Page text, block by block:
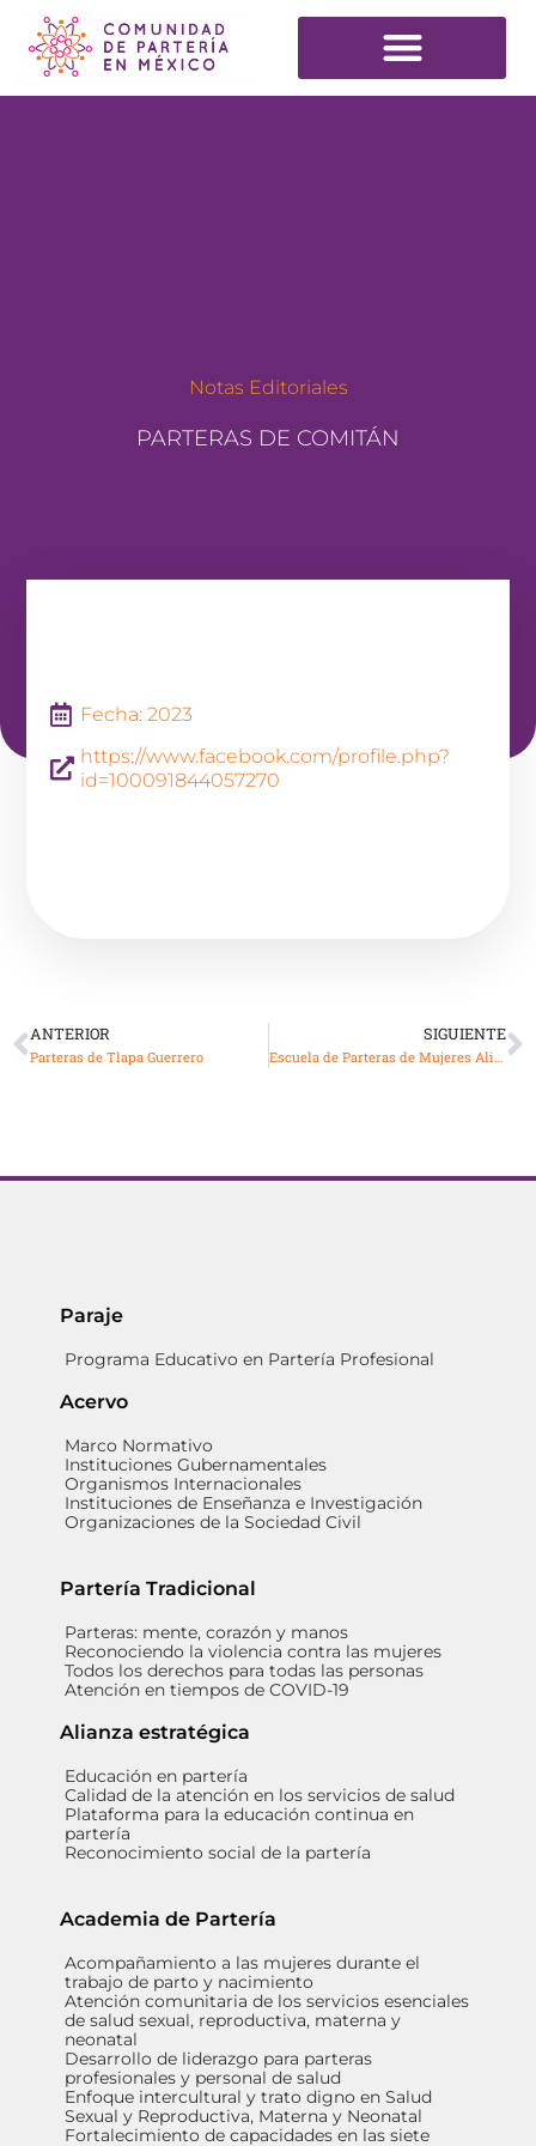
Notas Editoriales
PARTERAS DE COMITÁN
Fecha: 2023
https://www.facebook.com/profile.php?
id=100091844057270
ANTERIOR
Parteras de Tlapa Guerrero
SIGUIENTE
Escuela de Parteras de Mujeres Aliadas
Paraje
Programa Educativo en Partería Profesional
Acervo
Marco Normativo
Instituciones Gubernamentales
Organismos Internacionales
Instituciones de Enseñanza e Investigación
Organizaciones de la Sociedad Civil
Partería Tradicional
Parteras: mente, corazón y manos
Reconociendo la violencia contra las mujeres
Todos los derechos para todas las personas
Atención en tiempos de COVID-19
Alianza estratégica
Educación en partería
Calidad de la atención en los servicios de salud
Plataforma para la educación continua en
partería
Reconocimiento social de la partería
Academia de Partería
Acompañamiento a las mujeres durante el
trabajo de parto y nacimiento
Atención comunitaria de los servicios esenciales
de salud sexual, reproductiva, materna y
neonatal
Desarrollo de liderazgo para parteras
profesionales y personal de salud
Enfoque intercultural y trato digno en Salud
Sexual y Reproductiva, Materna y Neonatal
Fortalecimiento de capacidades en las siete